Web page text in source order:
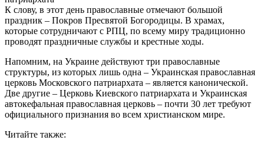
К слову, в этот день православные отмечают большой
праздник – Покров Пресвятой Богородицы. В храмах,
которые сотрудничают с РПЦ, по всему миру традиционно
проводят праздничные службы и крестные ходы.
Напомним, на Украине действуют три православные
структуры, из которых лишь одна – Украинская православная
церковь Московского патриархата – является канонической.
Две другие – Церковь Киевского патриархата и Украинская
автокефальная православная церковь – почти 30 лет требуют
официального признания во всем христианском мире.
Читайте также: